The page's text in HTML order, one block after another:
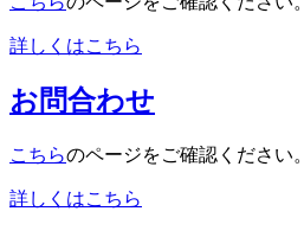
詳しくはこちら
お問合わせ
こちらのページをご確認ください。
詳しくはこちら